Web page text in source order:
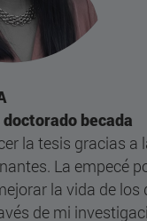
becada
la tesis gracias a
La empecé
la vida de los
de mi